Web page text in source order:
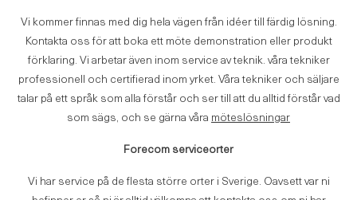
Vi kommer finnas med dig hela vägen från idéer till färdig lösning.
Kontakta oss för att boka ett möte demonstration eller produkt
förklaring. Vi arbetar även inom service av teknik. våra tekniker
professionell och certifierad inom yrket. Våra tekniker och säljare
talar på ett språk som alla förstår och ser till att du alltid förstår vad
som sägs, och se gärna våra möteslösningar
Forecom serviceorter
Vi har service på de flesta större orter i Sverige. Oavsett var ni